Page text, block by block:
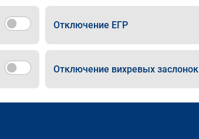
Отключение ЕГР
Отключение вихревых заслонок